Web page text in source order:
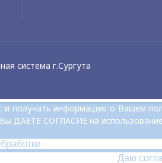
система г.Сургута
и получать информацию о Вашем
ДАЕТЕ СОГЛАСИЕ на
Даю